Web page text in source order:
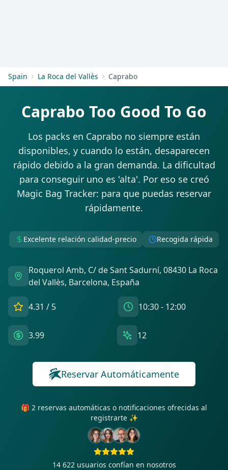
Spain La Roca del Vallès Caprabo
Caprabo Too Good To Go
Los packs en Caprabo no siempre están
disponibles, y cuando lo están, desaparecen
rápido debido a la gran demanda. La dificultad
para conseguir uno es 'alta'. Por eso se creó
Magic Bag Tracker: para que puedas reservar
rápidamente.
Excelente relación calidad-precio Recogida rápida
Roquerol Amb, C/ de Sant Sadurní, 08430 La Roca
del Vallès, Barcelona, España
4.31 / 5 10:30 - 12:00
3.99 12
Reservar Automáticamente
🎁 2 reservas automáticas o notificaciones ofrecidas al
registrarte ✨
14 622 usuarios confían en nosotros